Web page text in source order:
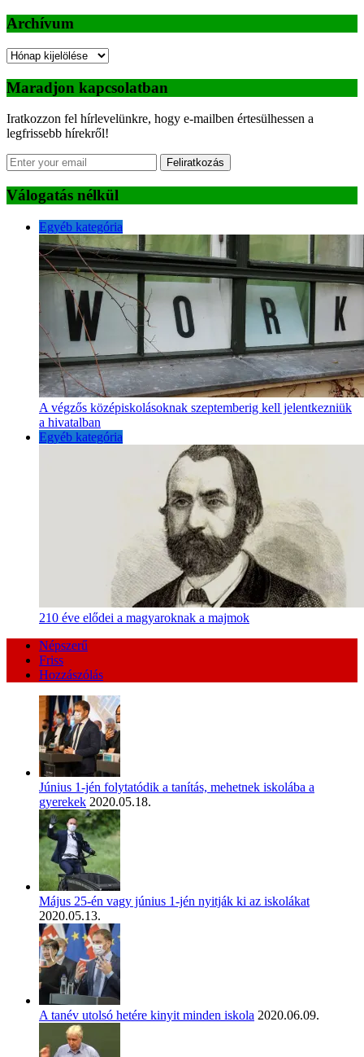
Archívum
Archívum
Maradjon kapcsolatban
Iratkozzon fel hírlevelünkre, hogy e-mailben értesülhessen a
legfrissebb hírekről!
Feliratkozás
Válogatás nélkül
Egyéb kategória
A végzős középiskolásoknak szeptemberig kell jelentkezniük
a hivatalban
Egyéb kategória
210 éve elődei a magyaroknak a majmok
Népszerű
Friss
Hozzászólás
Június 1-jén folytatódik a tanítás, mehetnek iskolába a
gyerekek 2020.05.18.
Május 25-én vagy június 1-jén nyitják ki az iskolákat
2020.05.13.
A tanév utolsó hetére kinyit minden iskola 2020.06.09.